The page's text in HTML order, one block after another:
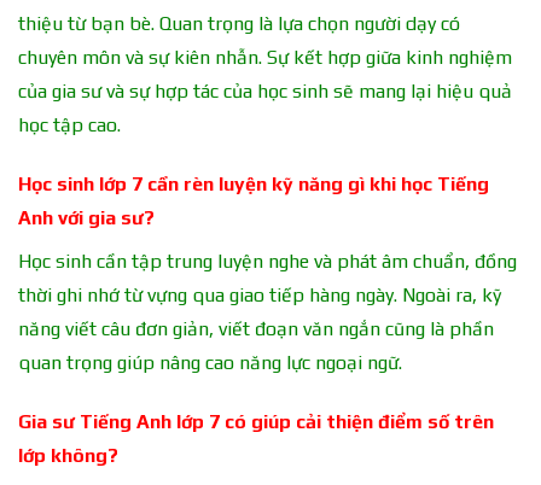
thiệu từ bạn bè. Quan trọng là lựa chọn người dạy có
chuyên môn và sự kiên nhẫn. Sự kết hợp giữa kinh nghiệm
của gia sư và sự hợp tác của học sinh sẽ mang lại hiệu quả
học tập cao.
Học sinh lớp 7 cần rèn luyện kỹ năng gì khi học Tiếng
Anh với gia sư?
Học sinh cần tập trung luyện nghe và phát âm chuẩn, đồng
thời ghi nhớ từ vựng qua giao tiếp hàng ngày. Ngoài ra, kỹ
năng viết câu đơn giản, viết đoạn văn ngắn cũng là phần
quan trọng giúp nâng cao năng lực ngoại ngữ.
Gia sư Tiếng Anh lớp 7 có giúp cải thiện điểm số trên
lớp không?